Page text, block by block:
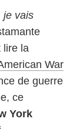
je vais
lire la
War
de guerre
ce
York